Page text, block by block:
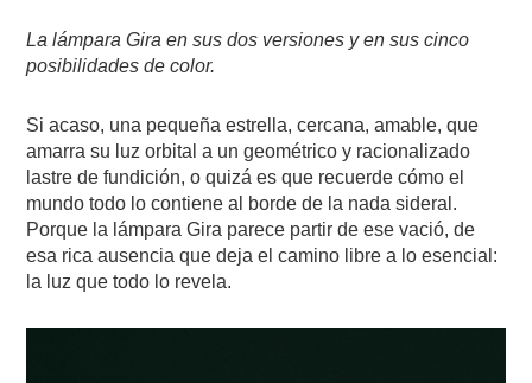
La lámpara Gira en sus dos versiones y en sus cinco
posibilidades de color.
Si acaso, una pequeña estrella, cercana, amable, que
amarra su luz orbital a un geométrico y racionalizado
lastre de fundición, o quizá es que recuerde cómo el
mundo todo lo contiene al borde de la nada sideral.
Porque la lámpara Gira parece partir de ese vació, de
esa rica ausencia que deja el camino libre a lo esencial:
la luz que todo lo revela.